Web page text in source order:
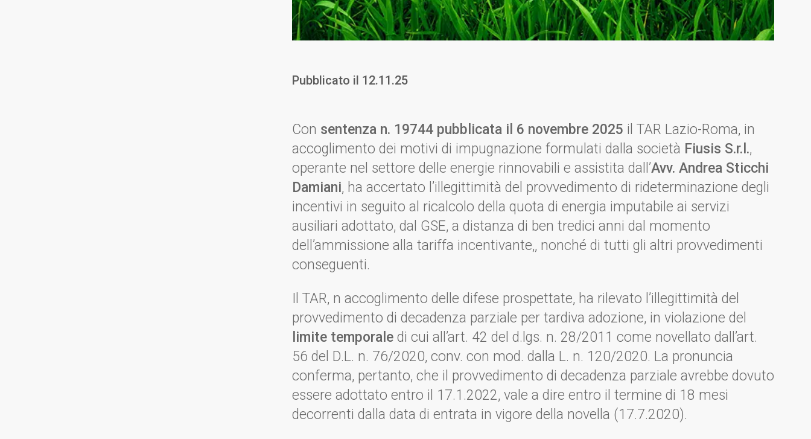
Pubblicato il 12.11.25
Con sentenza n. 19744 pubblicata il 6 novembre 2025 il TAR Lazio-Roma, in
accoglimento dei motivi di impugnazione formulati dalla società Fiusis S.r.l.,
operante nel settore delle energie rinnovabili e assistita dall’Avv. Andrea Sticchi
Damiani, ha accertato l’illegittimità del provvedimento di rideterminazione degli
incentivi in seguito al ricalcolo della quota di energia imputabile ai servizi
ausiliari adottato, dal GSE, a distanza di ben tredici anni dal momento
dell’ammissione alla tariffa incentivante,, nonché di tutti gli altri provvedimenti
conseguenti.
Il TAR, n accoglimento delle difese prospettate, ha rilevato l’illegittimità del
provvedimento di decadenza parziale per tardiva adozione, in violazione del
limite temporale di cui all’art. 42 del d.lgs. n. 28/2011 come novellato dall’art.
56 del D.L. n. 76/2020, conv. con mod. dalla L. n. 120/2020. La pronuncia
conferma, pertanto, che il provvedimento di decadenza parziale avrebbe dovuto
essere adottato entro il 17.1.2022, vale a dire entro il termine di 18 mesi
decorrenti dalla data di entrata in vigore della novella (17.7.2020).